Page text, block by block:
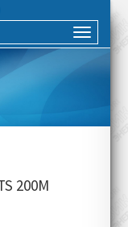
200M